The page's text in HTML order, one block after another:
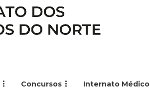
Concursos Internato Médico